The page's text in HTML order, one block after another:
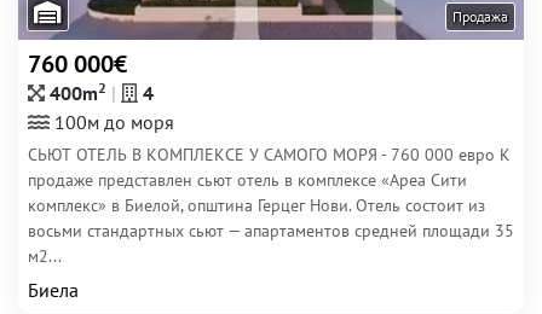
Продажа
760 000€
400m2
4
100м до моря
СЬЮТ ОТЕЛЬ В КОМПЛЕКСЕ У САМОГО МОРЯ - 760 000 евро К
продаже представлен сьют отель в комплексе «Ареа Сити
комплекс» в Биелой, општина Герцег Нови. Отель состоит из
восьми стандартных сьют — апартаментов средней площади 35
м2...
Биела